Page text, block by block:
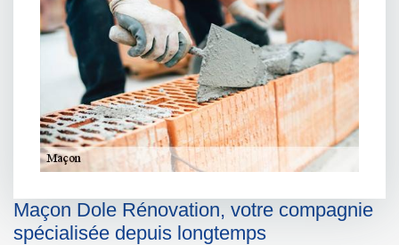
Maçon Dole Rénovation, votre compagnie
spécialisée depuis longtemps